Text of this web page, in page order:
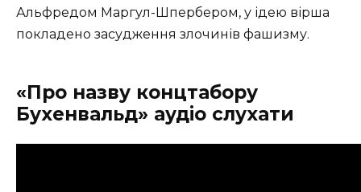
Альфредом Маргул-Шпербером, у ідею вірша
покладено засудження злочинів фашизму.
«Про назву концтабору
Бухенвальд» аудіо слухати